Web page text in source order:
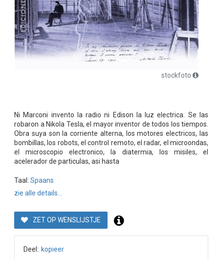
stockfoto
Ni Marconi invento la radio ni Edison la luz electrica. Se las
robaron a Nikola Tesla, el mayor inventor de todos los tiempos.
Obra suya son la corriente alterna, los motores electricos, las
bombillas, los robots, el control remoto, el radar, el microondas,
el microscopio electronico, la diatermia, los misiles, el
acelerador de particulas, asi hasta
Taal: Spaans
zie alle details...
ZET OP WENSLIJSTJE
Deel: kopieer